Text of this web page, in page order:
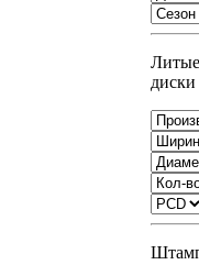
Литые
диски